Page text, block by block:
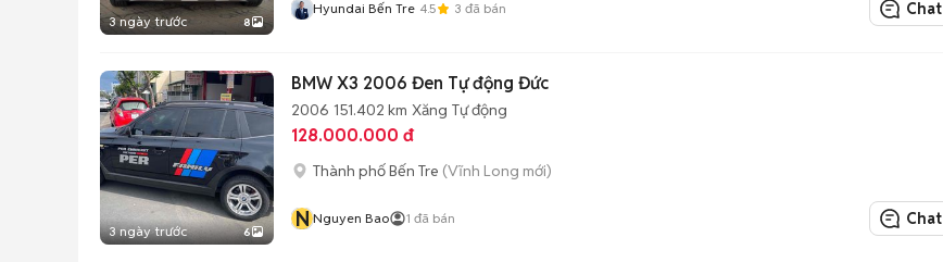
3 ngày trước 8
Hyundai Bến Tre 4.5 3 đã bán Chat
3 ngày trước 6
BMW X3 2006 Đen Tự động Đức
2006 151.402 km Xăng Tự động
128.000.000 đ
Thành phố Bến Tre (Vĩnh Long mới)
N Nguyen Bao 1 đã bán Chat